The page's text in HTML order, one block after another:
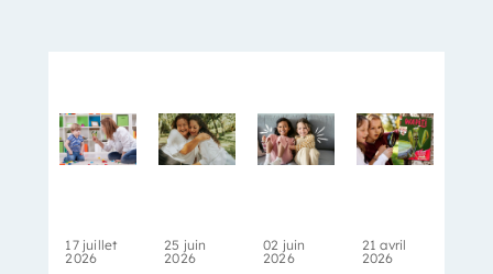
17 juillet
2026
25 juin
2026
02 juin
2026
21 avril
2026